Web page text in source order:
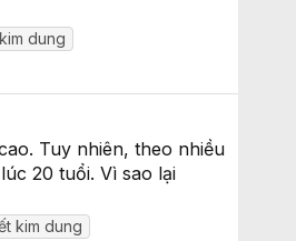
kim dung
Tuy nhiên, theo nhiều
20 tuổi. Vì sao lại
kim dung